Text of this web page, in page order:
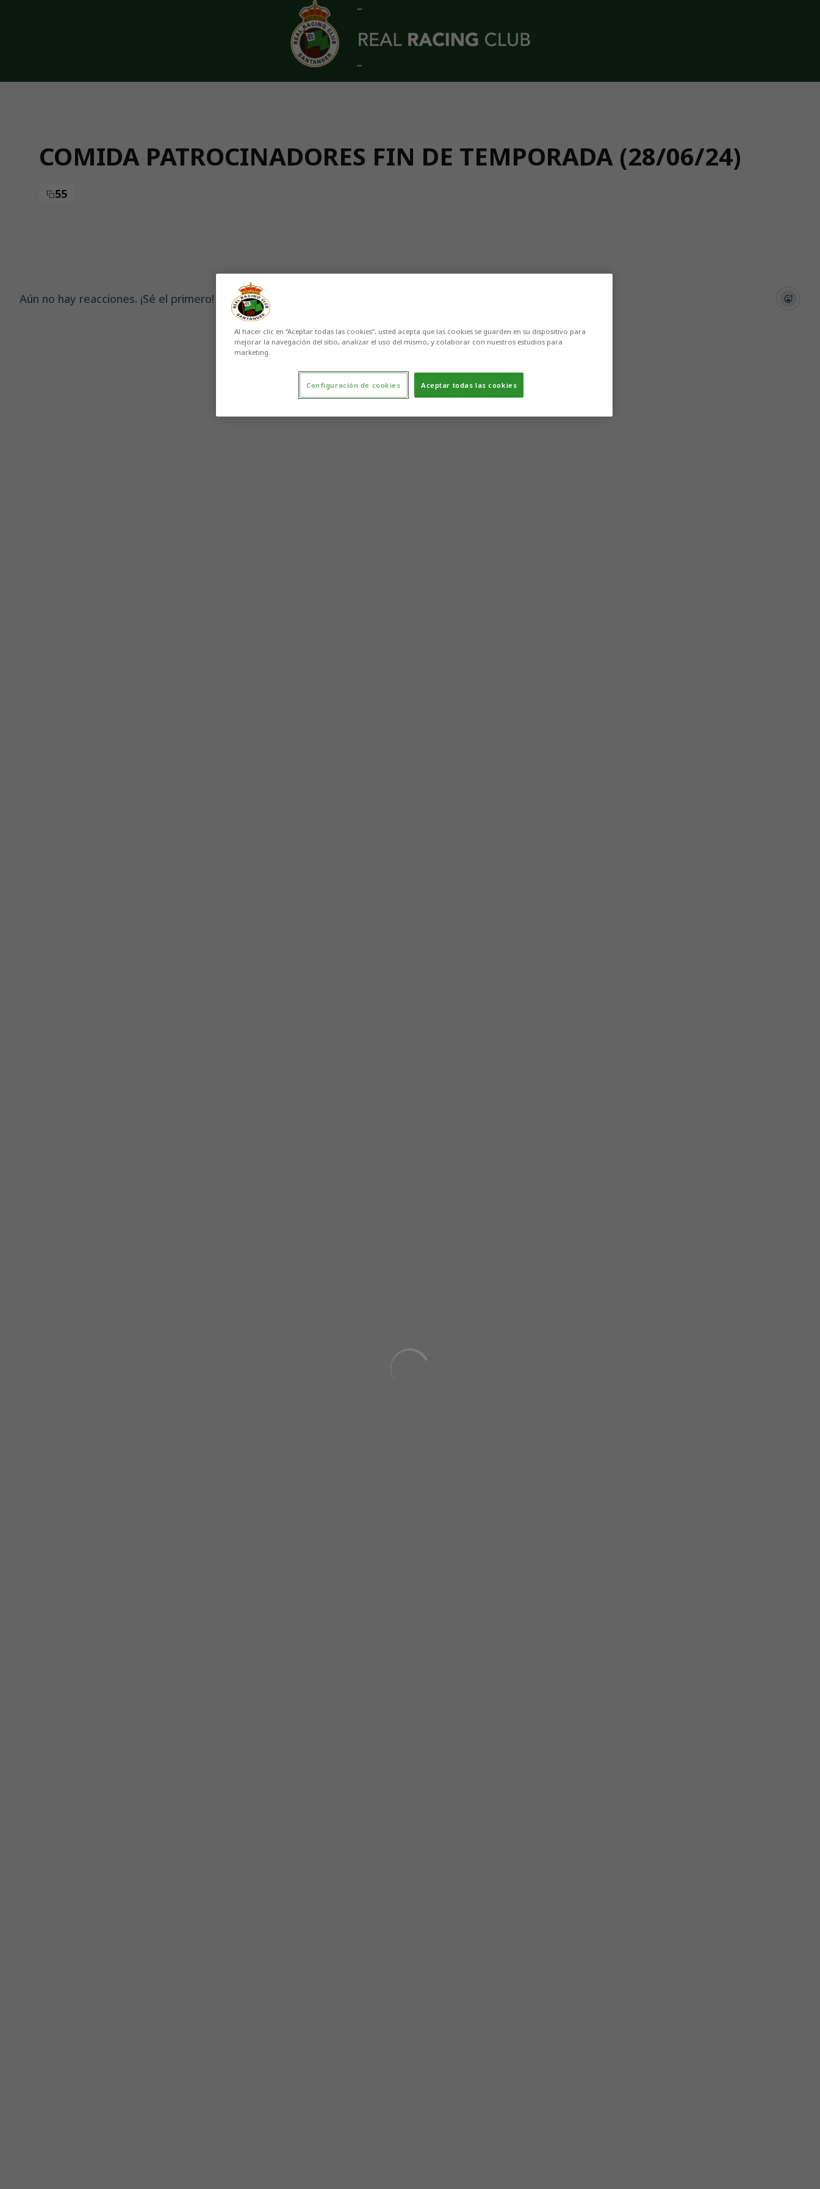
Skip to main content
COMIDA PATROCINADORES FIN DE TEMPORADA (28/06/24)
55
Aún no hay reacciones. ¡Sé el primero!
Al hacer clic en “Aceptar todas las cookies”, usted acepta que las cookies se guarden en su dispositivo para
mejorar la navegación del sitio, analizar el uso del mismo, y colaborar con nuestros estudios para
marketing.
Aceptar todas las cookies
Configuración de cookies